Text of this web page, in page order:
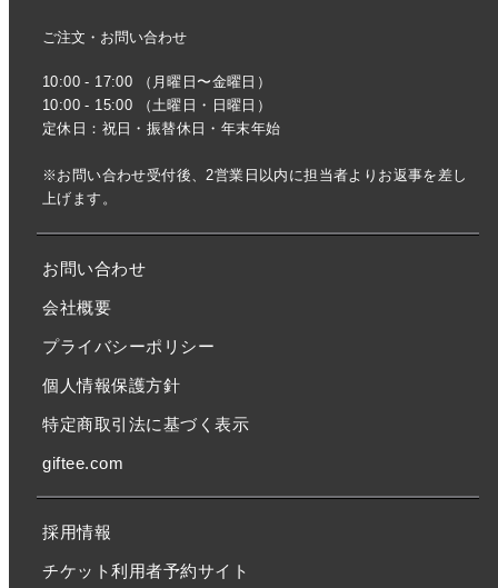
ご注文・お問い合わせ
10:00 - 17:00 （月曜日〜金曜日）
10:00 - 15:00 （土曜日・日曜日）
定休日：祝日・振替休日・年末年始
※お問い合わせ受付後、2営業日以内に担当者よりお返事を差し
上げます。
お問い合わせ
会社概要
プライバシーポリシー
個人情報保護方針
特定商取引法に基づく表示
giftee.com
採用情報
チケット利用者予約サイト